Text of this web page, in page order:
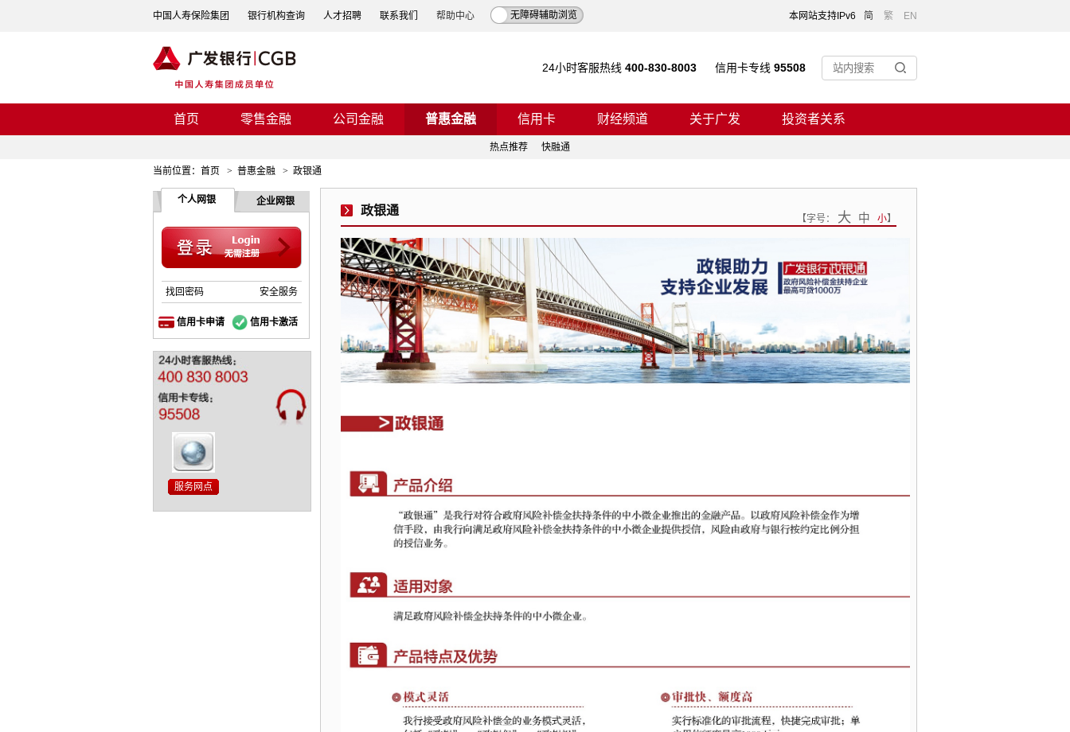
中国人寿保险集团 银行机构查询 人才招聘 联系我们 帮助中心 无障碍辅助浏览 本网站支持IPv6 简 繁 EN
24小时客服热线 400-830-8003 信用卡专线 95508
首页 零售金融 公司金融 普惠金融 信用卡 财经频道 关于广发 投资者关系
热点推荐 快融通
当前位置： 首页 > 普惠金融 > 政银通
个人网银 企业网银
找回密码 安全服务
信用卡申请 信用卡激活
政银通
【字号： 大 中 小】